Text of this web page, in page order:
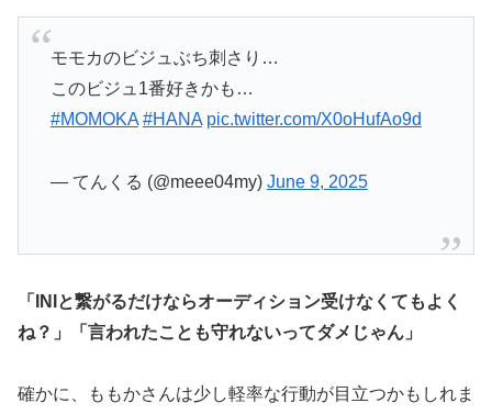
モモカのビジュぶち刺さり…
このビジュ1番好きかも…
#MOMOKA #HANA pic.twitter.com/X0oHufAo9d
— てんくる (@meee04my) June 9, 2025
「INIと繋がるだけならオーディション受けなくてもよく
ね？」
「言われたことも守れないってダメじゃん」
確かに、ももかさんは少し軽率な行動が目立つかもしれま